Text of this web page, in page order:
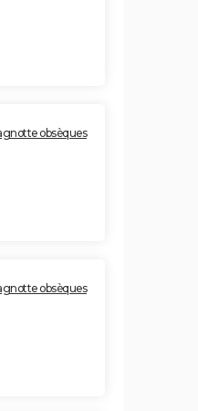
obsèques
obsèques